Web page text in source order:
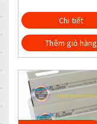
Chi tiết
Thêm giỏ hàng